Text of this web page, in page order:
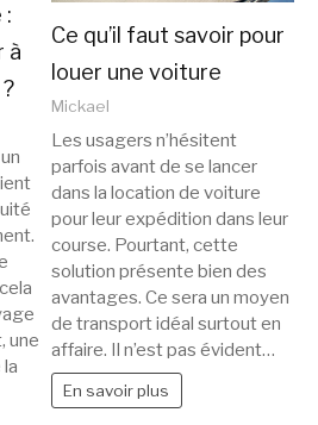
:
à
une
Ce qu’il faut savoir pour
louer une voiture
Mickael
Les usagers n’hésitent
parfois avant de se lancer
dans la location de voiture
pour leur expédition dans leur
course. Pourtant, cette
solution présente bien des
avantages. Ce sera un moyen
de transport idéal surtout en
affaire. Il n’est pas évident…
En savoir plus